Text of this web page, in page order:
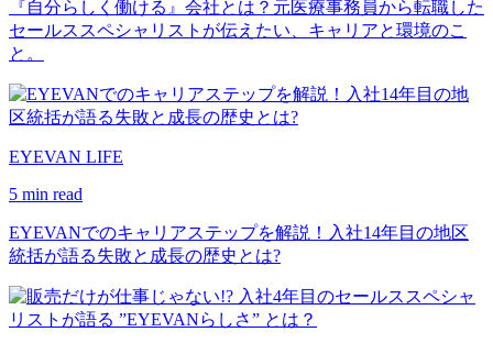
『自分らしく働ける』会社とは？元医療事務員から転職した
セールススペシャリストが伝えたい、キャリアと環境のこ
と。
EYEVAN LIFE
5 min read
EYEVANでのキャリアステップを解説！入社14年目の地区
統括が語る失敗と成長の歴史とは?